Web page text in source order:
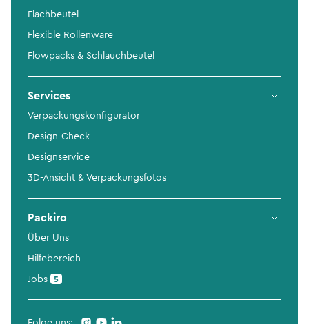
Flachbeutel
Flexible Rollenware
Flowpacks & Schlauchbeutel
Services
Verpackungskonfigurator
Design-Check
Designservice
3D-Ansicht & Verpackungsfotos
Packiro
Über Uns
Hilfebereich
Jobs 5